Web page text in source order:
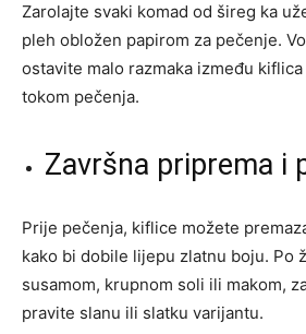
Zarolajte svaki komad od šireg ka
pleh obložen papirom za pečenje.
ostavite malo razmaka između
tokom pečenja.
Završna priprema i
Prije pečenja, kiflice možete
kako bi dobile lijepu zlatnu boju. Po
susamom, krupnom soli ili makom,
pravite slanu ili slatku varijantu.